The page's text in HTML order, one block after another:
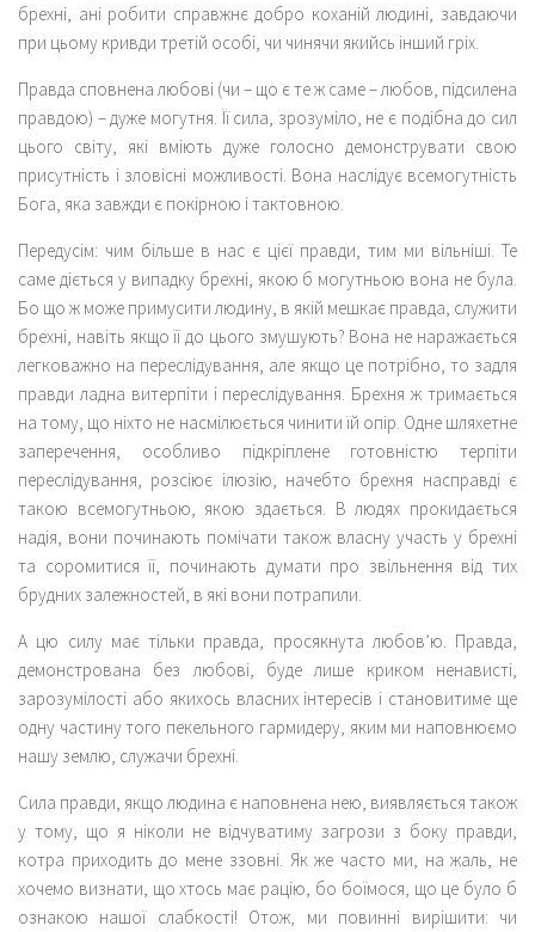
брехні, ані робити справжнє добро коханій людині, завдаючи
при цьому кривди третій особі, чи чинячи якийсь інший гріх.
Правда сповнена любові (чи – що є те ж саме – любов, підсилена
правдою) – дуже могутня. Її сила, зрозуміло, не є подібна до сил
цього світу, які вміють дуже голосно демонструвати свою
присутність і зловісні можливості. Вона наслідує всемогутність
Бога, яка завжди є покірною і тактовною.
Передусім: чим більше в нас є цієї правди, тим ми вільніші. Те
саме діється у випадку брехні, якою б могутньою вона не була.
Бо що ж може примусити людину, в якій мешкає правда, служити
брехні, навіть якщо її до цього змушують? Вона не наражається
легковажно на переслідування, але якщо це потрібно, то задля
правди ладна витерпіти і переслідування. Брехня ж тримається
на тому, що ніхто не насмілюється чинити їй опір. Одне шляхетне
заперечення, особливо підкріплене готовністю терпіти
переслідування, розсіює ілюзію, начебто брехня насправді є
такою всемогутньою, якою здається. В людях прокидається
надія, вони починають помічати також власну участь у брехні
та соромитися її, починають думати про звільнення від тих
брудних залежностей, в які вони потрапили.
А цю силу має тільки правда, просякнута любов’ю. Правда,
демонстрована без любові, буде лише криком ненависті,
зарозумілості або якихось власних інтересів і становитиме ще
одну частину того пекельного гармидеру, яким ми наповнюємо
нашу землю, служачи брехні.
Сила правди, якщо людина є наповнена нею, виявляється також
у тому, що я ніколи не відчуватиму загрози з боку правди,
котра приходить до мене ззовні. Як же часто ми, на жаль, не
хочемо визнати, що хтось має рацію, бо боїмося, що це було б
ознакою нашої слабкості! Отож, ми повинні вирішити: чи